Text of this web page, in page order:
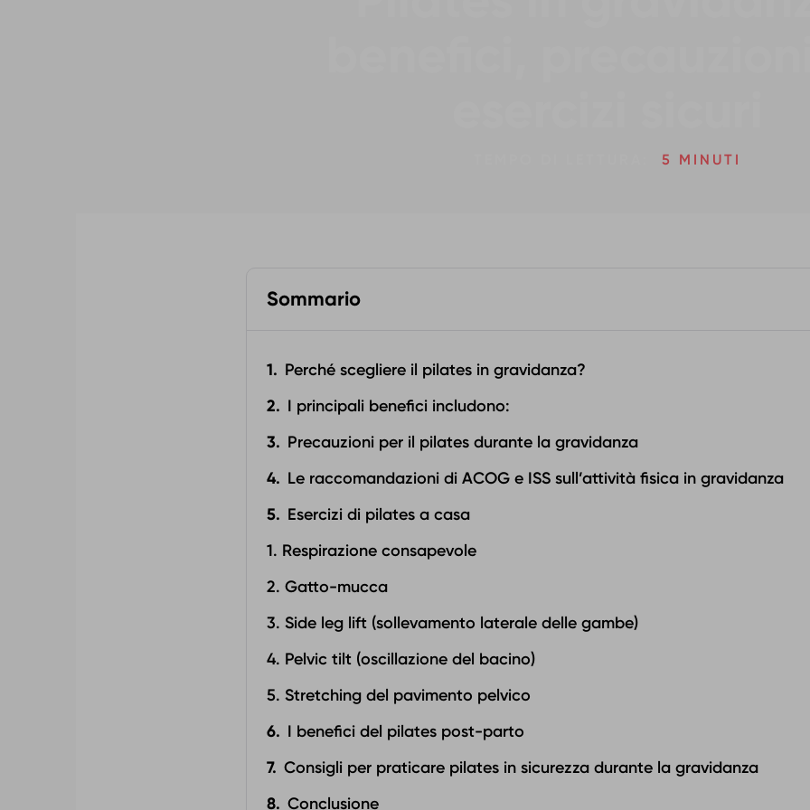
5 MINUTI
Sommario
Perché scegliere il pilates in gravidanza?
I principali benefici includono:
Precauzioni per il pilates durante la gravidanza
Le raccomandazioni di ACOG e ISS sull’attività fisica in gravidanza
Esercizi di pilates a casa
1. Respirazione consapevole
2. Gatto-mucca
3. Side leg lift (sollevamento laterale delle gambe)
4. Pelvic tilt (oscillazione del bacino)
5. Stretching del pavimento pelvico
I benefici del pilates post-parto
Consigli per praticare pilates in sicurezza durante la gravidanza
Conclusione